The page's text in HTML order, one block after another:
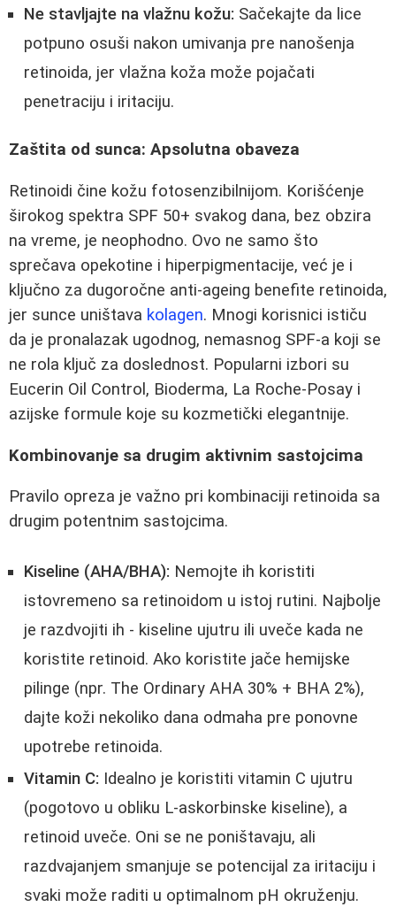
Ne stavljajte na vlažnu kožu: Sačekajte da lice
potpuno osuši nakon umivanja pre nanošenja
retinoida, jer vlažna koža može pojačati
penetraciju i iritaciju.
Zaštita od sunca: Apsolutna obaveza
Retinoidi čine kožu fotosenzibilnijom. Korišćenje
širokog spektra SPF 50+ svakog dana, bez obzira
na vreme, je neophodno. Ovo ne samo što
sprečava opekotine i hiperpigmentacije, već je i
ključno za dugoročne anti-ageing benefite retinoida,
jer sunce uništava kolagen. Mnogi korisnici ističu
da je pronalazak ugodnog, nemasnog SPF-a koji se
ne rola ključ za doslednost. Popularni izbori su
Eucerin Oil Control, Bioderma, La Roche-Posay i
azijske formule koje su kozmetički elegantnije.
Kombinovanje sa drugim aktivnim sastojcima
Pravilo opreza je važno pri kombinaciji retinoida sa
drugim potentnim sastojcima.
Kiseline (AHA/BHA): Nemojte ih koristiti
istovremeno sa retinoidom u istoj rutini. Najbolje
je razdvojiti ih - kiseline ujutru ili uveče kada ne
koristite retinoid. Ako koristite jače hemijske
pilinge (npr. The Ordinary AHA 30% + BHA 2%),
dajte koži nekoliko dana odmaha pre ponovne
upotrebe retinoida.
Vitamin C: Idealno je koristiti vitamin C ujutru
(pogotovo u obliku L-askorbinske kiseline), a
retinoid uveče. Oni se ne poništavaju, ali
razdvajanjem smanjuje se potencijal za iritaciju i
svaki može raditi u optimalnom pH okruženju.